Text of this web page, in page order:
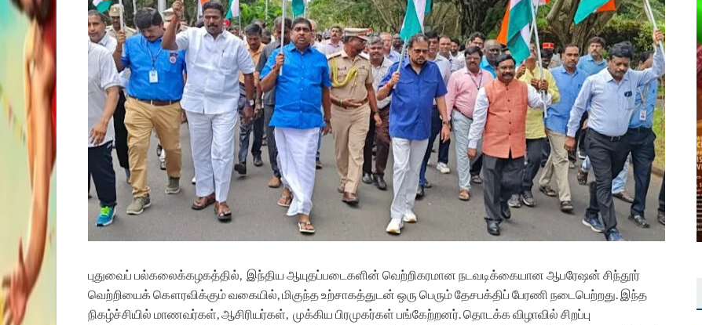
புதுவைப் பல்கலைக்கழகத்தில், இந்திய ஆயுதப்படைகளின் வெற்றிகரமான நடவடிக்கையான ஆபரேஷன் சிந்தூர்
வெற்றியைக் கௌரவிக்கும் வகையில், மிகுந்த உற்சாகத்துடன் ஒரு பெரும் தேசபக்திப் பேரணி நடைபெற்றது. இந்த
நிகழ்ச்சியில் மாணவர்கள், ஆசிரியர்கள், முக்கிய பிரமுகர்கள் பங்கேற்றனர்.தொடக்க விழாவில் சிறப்பு